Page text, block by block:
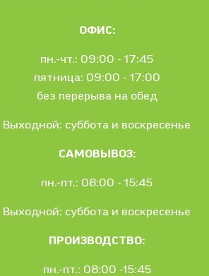
ОФИС:
пн.-чт.: 09:00 - 17:45
пятница: 09:00 - 17:00
без перерыва на обед
Выходной: суббота и воскресенье
САМОВЫВОЗ:
пн.-пт.: 08:00 - 15:45
Выходной: суббота и воскресенье
ПРОИЗВОДСТВО:
пн.-пт.: 08:00 -15:45